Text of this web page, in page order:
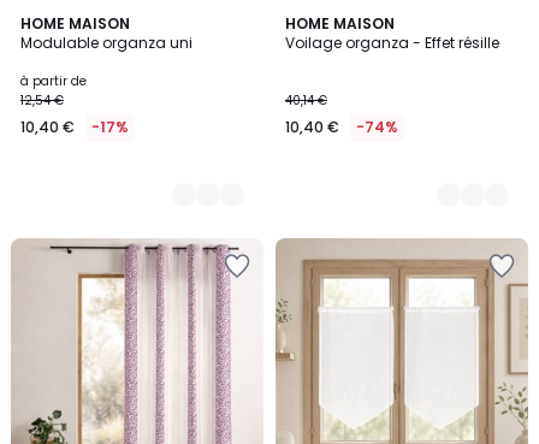
HOME MAISON
Modulable organza uni
à partir de
12,54 €
10,40 € -17%
5
Couleurs
HOME MAISON
Voilage organza - Effet résille
40,14 €
10,40 € -74%
6
Couleurs